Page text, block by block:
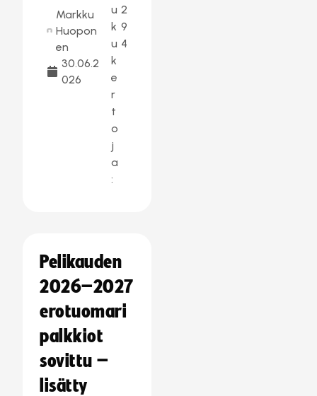
Markku
Huopon
en
30.06.2
026
u
k
u
k
e
r
t
o
j
a
:
2
9
4
Pelikauden
2026–2027
erotuomari
palkkiot
sovittu –
lisätty